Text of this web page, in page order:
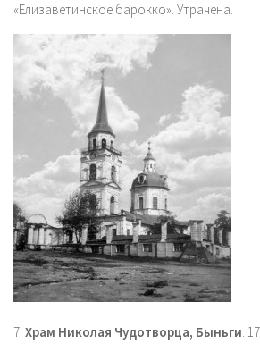
«Елизаветинское барокко». Утрачена.
7. Храм Николая Чудотворца, Быньги.